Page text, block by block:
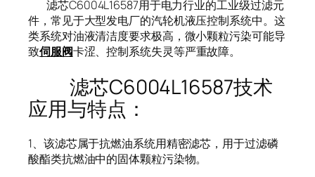
滤芯C6004L16587用于电力行业的工业级过滤元
件，常见于大型发电厂的汽轮机液压控制系统中。这
类系统对油液清洁度要求极高，微小颗粒污染可能导
致伺服阀卡涩、控制系统失灵等严重故障。
滤芯C6004L16587技术
应用与特点：
1、该滤芯属于抗燃油系统用精密滤芯，用于过滤磷
酸酯类抗燃油中的固体颗粒污染物。